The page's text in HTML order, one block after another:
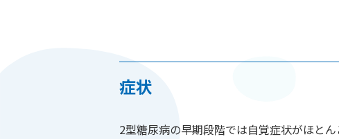
症状
2型糖尿病の早期段階では自覚症状がほと